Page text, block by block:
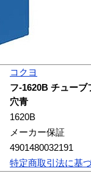
コクヨ
フ-1620B チュー
穴青
1620B
メーカー保証
4901480032191
特定商取引法に基